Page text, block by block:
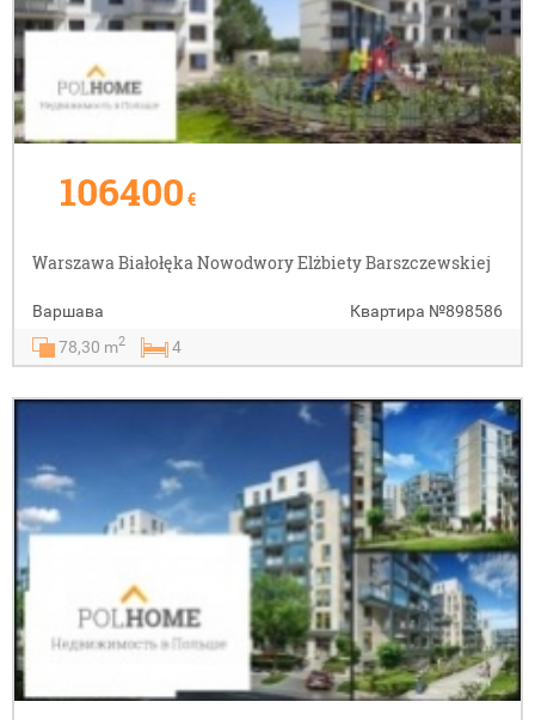
106400 €
Warszawa Białołęka Nowodwory Elżbiety Barszczewskiej
Варшава Квартира №898586
78,30 m2 4